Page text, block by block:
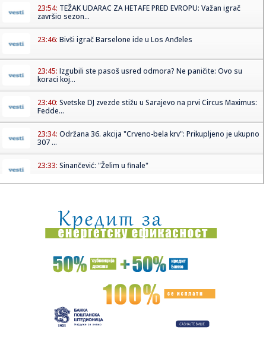
23:54: TEŽAK UDARAC ZA HETAFE PRED EVROPU: Važan igrač
završio sezon...
23:46: Bivši igrač Barselone ide u Los Anđeles
23:45: Izgubili ste pasoš usred odmora? Ne paničite: Ovo su
koraci koj...
23:40: Svetske DJ zvezde stižu u Sarajevo na prvi Circus Maximus:
Fedde...
23:34: Održana 36. akcija "Crveno-bela krv": Prikupljeno je ukupno
307 ...
23:33: Sinančević: "Želim u finale"
23:30:Nada Obrić otvoreno o razvodima: Bivšima sam sve
ostavljala, a ...
23:21:ZVEZDA SPREMA POJAČANJE: Igrač Real Madrida na korak
od Malog K...
Izrael pravi plan bez Trampa
23:16:Heroji sa Olimpa! Srbi sat vremena vodili borbu za život na